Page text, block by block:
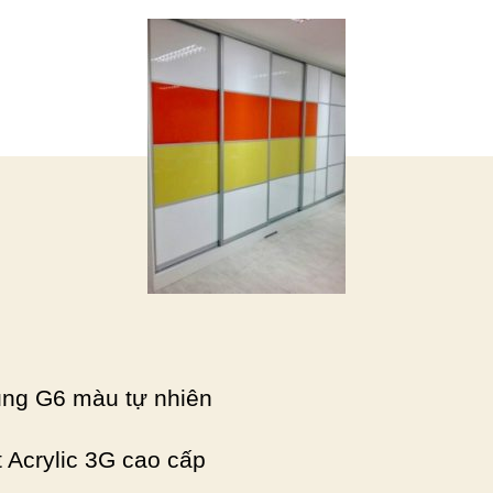
G6 màu tự nhiên
Acrylic 3G cao cấp